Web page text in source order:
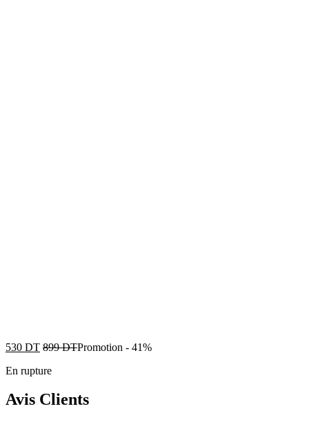
530 DT 899DTPromotion - 41%
En rupture
Avis Clients